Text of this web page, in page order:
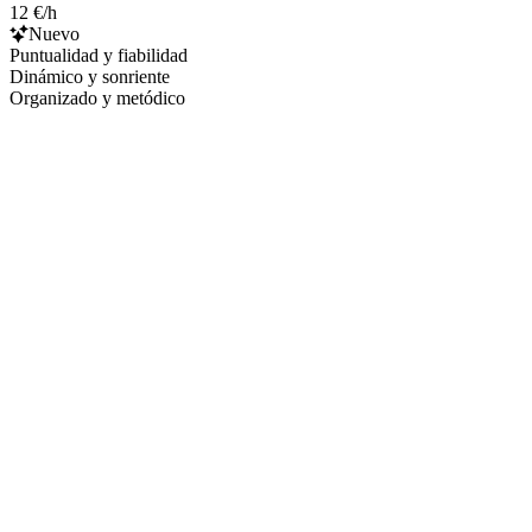
12 €/h
Nuevo
Puntualidad y fiabilidad
Dinámico y sonriente
Organizado y metódico